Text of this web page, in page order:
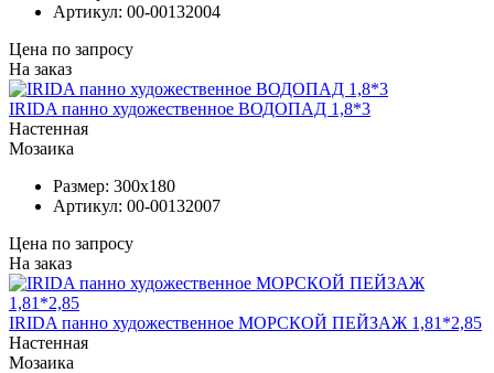
Артикул: 00-00132004
Цена по запросу
На заказ
IRIDA панно художественное ВОДОПАД 1,8*3
Настенная
Мозаика
Размер: 300x180
Артикул: 00-00132007
Цена по запросу
На заказ
IRIDA панно художественное МОРСКОЙ ПЕЙЗАЖ 1,81*2,85
Настенная
Мозаика